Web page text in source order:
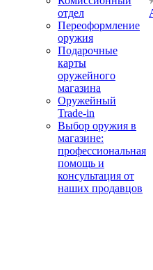
отдел
Переоформление
оружия
Подарочные
карты
оружейного
магазина
Оружейный
Trade-in
Выбор оружия в
магазине:
профессиональная
помощь и
консультация от
наших продавцов